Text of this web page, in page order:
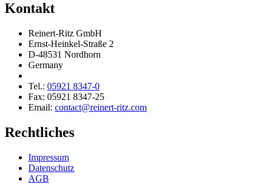
Kontakt
Reinert-Ritz GmbH
Ernst-Heinkel-Straße 2
D-48531 Nordhorn
Germany
Tel.: 05921 8347-0
Fax: 05921 8347-25
Email: contact@reinert-ritz.com
Rechtliches
Impressum
Daten­schutz
AGB